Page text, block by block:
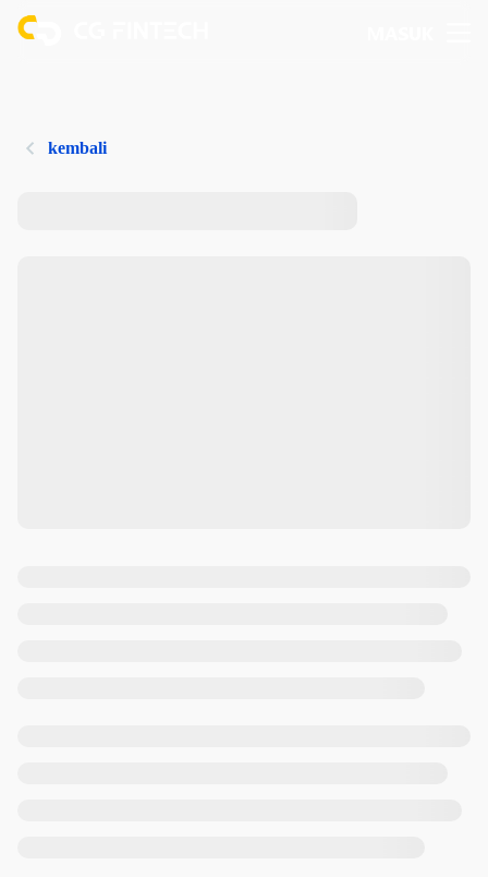
kembali